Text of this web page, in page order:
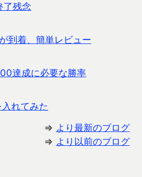
了残念
到着、簡単レビュー
達成に必要な勝率
れてみた
⇒ より最新のブログ
⇒ より以前のブログ